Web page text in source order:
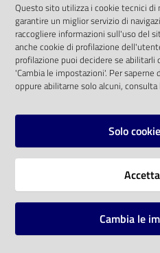
Eventi
Chiedi al
bibliotecario
solo alle condizioni previste
comunitaria 2003/98/CE e
SOCIAL
Instagram
Vai alla pagina
Mappa del sito
Questo sito utilizza i cookie tecnici di
garantire un miglior servizio di
raccogliere informazioni sull'uso del
anche cookie di profilazione
profilazione puoi decidere se abilitarli
'Cambia le impostazioni'. Per
oppure abilitarne solo alcuni,
Solo
Cambia le